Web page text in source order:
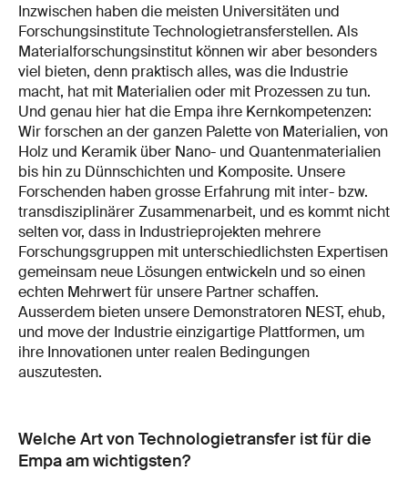
Inzwischen haben die meisten Universitäten und
Forschungsinstitute Technologietransferstellen. Als
Materialforschungsinstitut können wir aber besonders
viel bieten, denn praktisch alles, was die Industrie
macht, hat mit Materialien oder mit Prozessen zu tun.
Und genau hier hat die Empa ihre Kernkompetenzen:
Wir forschen an der ganzen Palette von Materialien, von
Holz und Keramik über Nano- und Quantenmaterialien
bis hin zu Dünnschichten und Komposite. Unsere
Forschenden haben grosse Erfahrung mit inter- bzw.
transdisziplinärer Zusammenarbeit, und es kommt nicht
selten vor, dass in Industrieprojekten mehrere
Forschungsgruppen mit unterschiedlichsten Expertisen
gemeinsam neue Lösungen entwickeln und so einen
echten Mehrwert für unsere Partner schaffen.
Ausserdem bieten unsere Demonstratoren NEST, ehub,
und move der Industrie einzigartige Plattformen, um
ihre Innovationen unter realen Bedingungen
auszutesten.
Welche Art von Technologietransfer ist für die
Empa am wichtigsten?